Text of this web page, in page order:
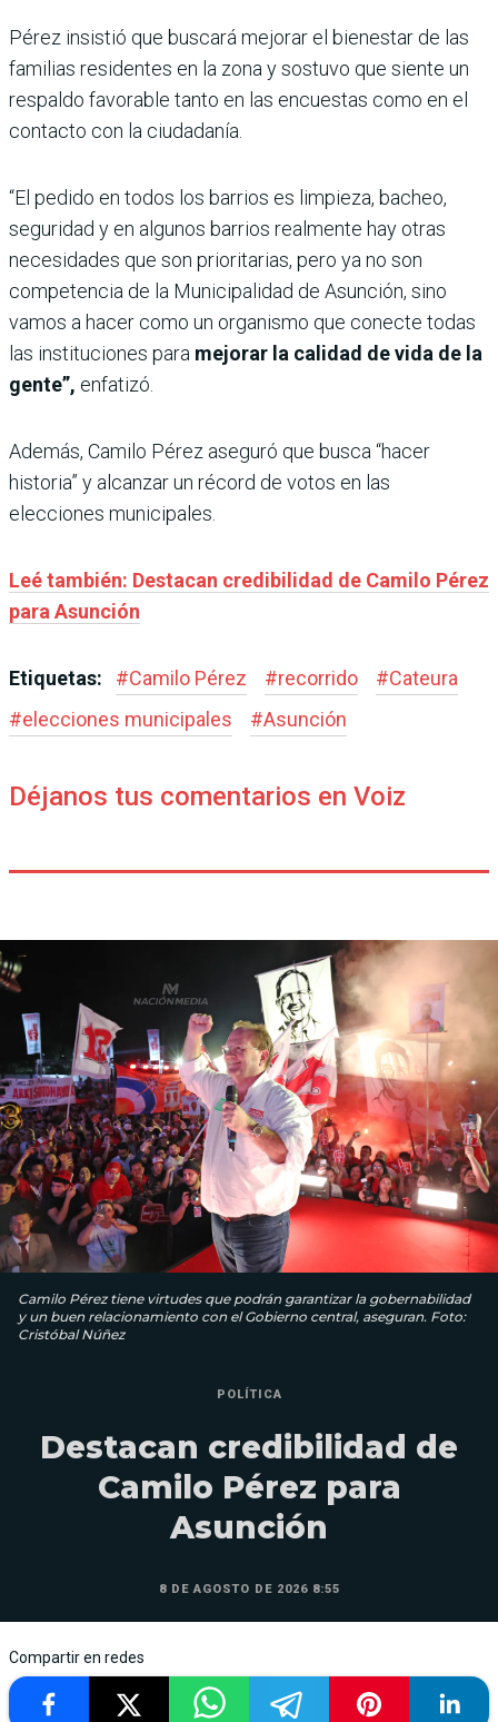
Pérez insistió que buscará mejorar el bienestar de las
familias residentes en la zona y sostuvo que siente un
respaldo favorable tanto en las encuestas como en el
contacto con la ciudadanía.
“El pedido en todos los barrios es limpieza, bacheo,
seguridad y en algunos barrios realmente hay otras
necesidades que son prioritarias, pero ya no son
competencia de la Municipalidad de Asunción, sino
vamos a hacer como un organismo que conecte todas
las instituciones para mejorar la calidad de vida de la
gente”, enfatizó.
Además, Camilo Pérez aseguró que busca “hacer
historia” y alcanzar un récord de votos en las
elecciones municipales.
Leé también: Destacan credibilidad de Camilo Pérez
para Asunción
Etiquetas: #Camilo Pérez #recorrido #Cateura
#elecciones municipales #Asunción
Déjanos tus comentarios en Voiz
Camilo Pérez tiene virtudes que podrán garantizar la gobernabilidad
y un buen relacionamiento con el Gobierno central, aseguran. Foto:
Cristóbal Núñez
POLÍTICA
Destacan credibilidad de
Camilo Pérez para
Asunción
8 DE AGOSTO DE 2026 8:55
Compartir en redes